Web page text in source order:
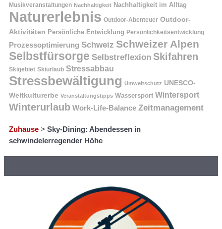
Musikveranstaltungen Nachhaltigkeit Nachhaltigkeit im Alltag
Naturerlebnis Outdoor-Abenteuer Outdoor-
Aktivitäten Persönliche Entwicklung Persönlichkeitsentwicklung
Prozessoptimierung Schweiz Schweizer Alpen
Selbstfürsorge Selbstreflexion Skifahren
Skigebiet Skiurlaub Stressabbau
Stressbewältigung Umweltschutz UNESCO-
Weltkulturerbe Veranstaltungstipps Wassersport Wintersport
Winterurlaub Work-Life-Balance Zeitmanagement
Zuhause > Sky-Dining: Abendessen in
schwindelerregender Höhe